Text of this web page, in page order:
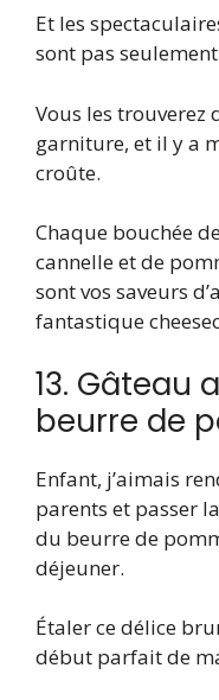
Et les
sont pas
Vous les trouverez
garniture, et il y a
croûte.
Chaque bouchée
cannelle et de
sont vos saveurs
fantastique
13. Gâteau
beurre de
Enfant, j’aimais
parents et passer
du beurre de
déjeuner.
Étaler ce délice
début parfait de